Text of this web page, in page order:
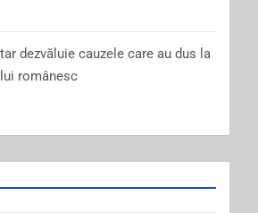
dezvăluie cauzele care au dus la
românesc